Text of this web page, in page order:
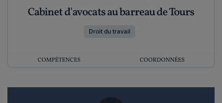
Cabinet d'avocats au barreau de Tours
Droit du travail
COMPÉTENCES COORDONNÉES